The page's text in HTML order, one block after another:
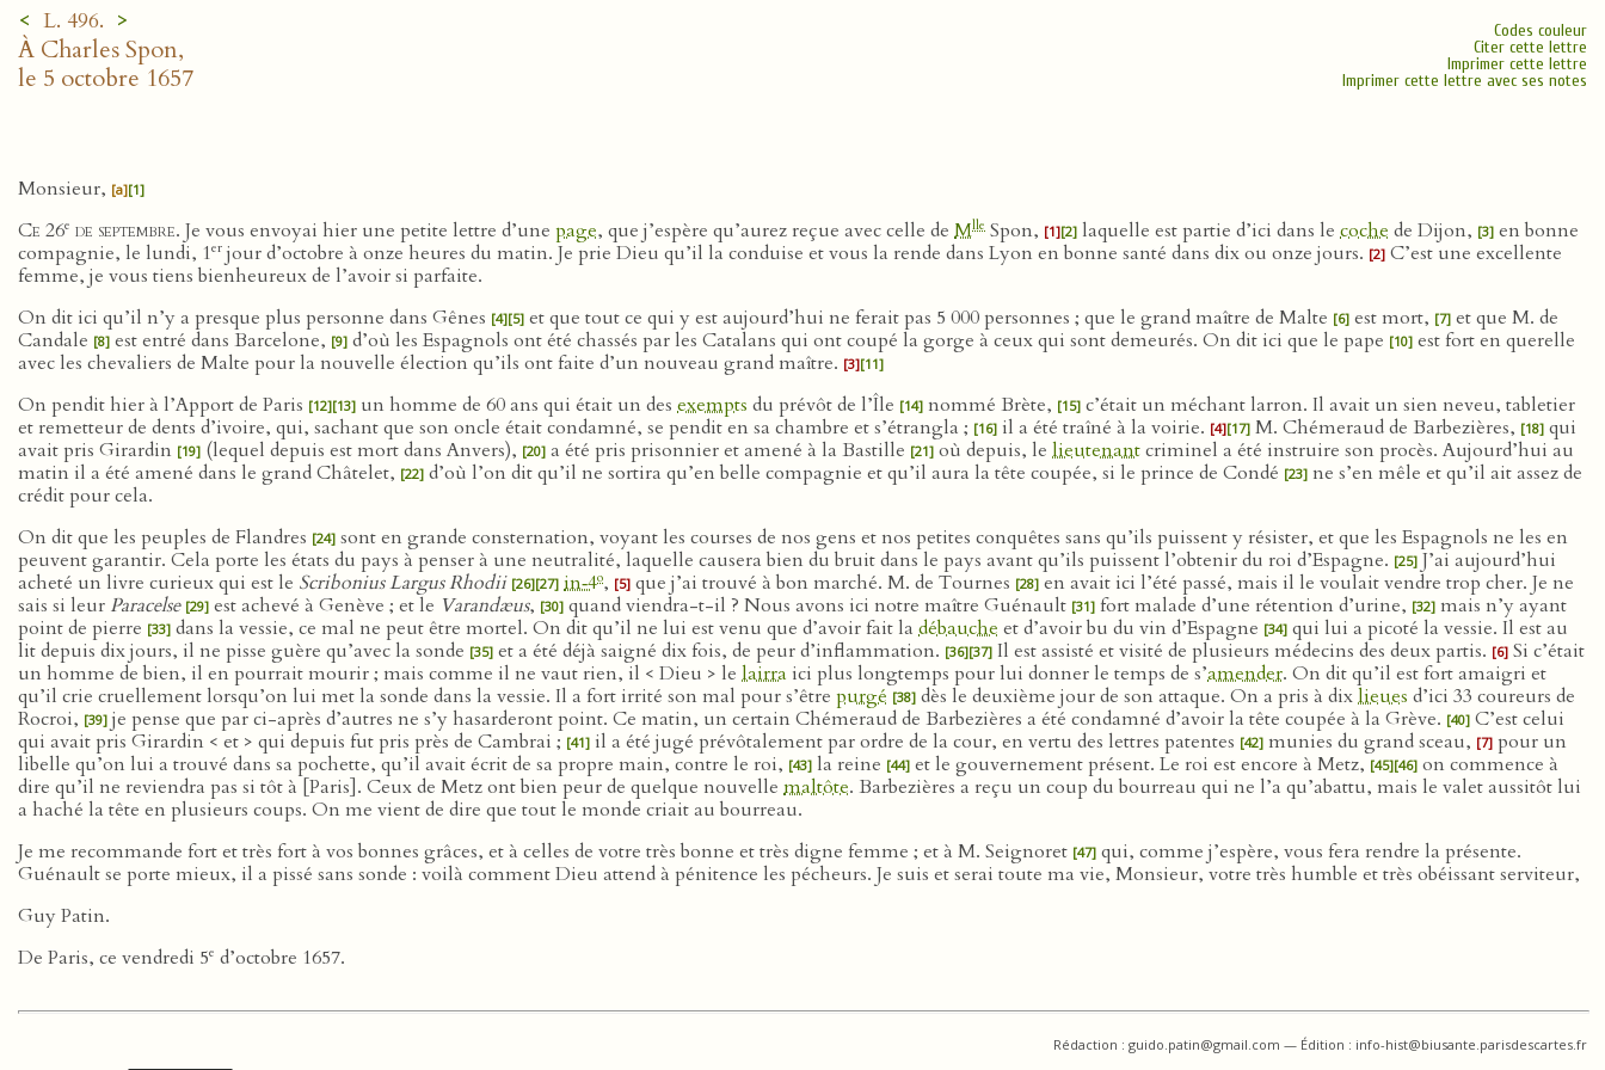
< L. 496. >
À Charles Spon,
le 5 octobre 1657
Codes couleur
Citer cette lettre
Imprimer cette lettre
Imprimer cette lettre avec ses notes
Monsieur, [a][1]
Ce 26e de septembre. Je vous envoyai hier une petite lettre d’une page, que j’espère qu’aurez reçue avec celle de Mlle Spon, [1][2] laquelle est partie d’ici dans le coche de Dijon, [3] en bonne
compagnie, le lundi, 1er jour d’octobre à onze heures du matin. Je prie Dieu qu’il la conduise et vous la rende dans Lyon en bonne santé dans dix ou onze jours. [2] C’est une excellente
femme, je vous tiens bienheureux de l’avoir si parfaite.
On dit ici qu’il n’y a presque plus personne dans Gênes [4][5] et que tout ce qui y est aujourd’hui ne ferait pas 5 000 personnes ; que le grand maître de Malte [6] est mort, [7] et que M. de
Candale [8] est entré dans Barcelone, [9] d’où les Espagnols ont été chassés par les Catalans qui ont coupé la gorge à ceux qui sont demeurés. On dit ici que le pape [10] est fort en querelle
avec les chevaliers de Malte pour la nouvelle élection qu’ils ont faite d’un nouveau grand maître. [3][11]
On pendit hier à l’Apport de Paris [12][13] un homme de 60 ans qui était un des exempts du prévôt de l’Île [14] nommé Brète, [15] c’était un méchant larron. Il avait un sien neveu, tabletier
et remetteur de dents d’ivoire, qui, sachant que son oncle était condamné, se pendit en sa chambre et s’étrangla ; [16] il a été traîné à la voirie. [4][17] M. Chémeraud de Barbezières, [18] qui
avait pris Girardin [19] (lequel depuis est mort dans Anvers), [20] a été pris prisonnier et amené à la Bastille [21] où depuis, le lieutenantcriminel a été instruire son procès. Aujourd’hui au
matin il a été amené dans le grand Châtelet, [22] d’où l’on dit qu’il ne sortira qu’en belle compagnie et qu’il aura la tête coupée, si le prince de Condé [23] ne s’en mêle et qu’il ait assez de
crédit pour cela.
On dit que les peuples de Flandres [24] sont en grande consternation, voyant les courses de nos gens et nos petites conquêtes sans qu’ils puissent y résister, et que les Espagnols ne les en
peuvent garantir. Cela porte les états du pays à penser à une neutralité, laquelle causera bien du bruit dans le pays avant qu’ils puissent l’obtenir du roi d’Espagne. [25] J’ai aujourd’hui
acheté un livre curieux qui est le Scribonius Largus Rhodii [26][27] in‑4o, [5] que j’ai trouvé à bon marché. M. de Tournes [28] en avait ici l’été passé, mais il le voulait vendre trop cher. Je ne
sais si leur Paracelse [29] est achevé à Genève ; et le Varandæus, [30] quand viendra-t-il ? Nous avons ici notre maître Guénault [31] fort malade d’une rétention d’urine, [32] mais n’y ayant
point de pierre [33] dans la vessie, ce mal ne peut être mortel. On dit qu’il ne lui est venu que d’avoir fait la débauche et d’avoir bu du vin d’Espagne [34] qui lui a picoté la vessie. Il est au
lit depuis dix jours, il ne pisse guère qu’avec la sonde [35] et a été déjà saigné dix fois, de peur d’inflammation. [36][37] Il est assisté et visité de plusieurs médecins des deux partis. [6] Si c’était
un homme de bien, il en pourrait mourir ; mais comme il ne vaut rien, il < Dieu > le lairra ici plus longtemps pour lui donner le temps de s’amender. On dit qu’il est fort amaigri et
qu’il crie cruellement lorsqu’on lui met la sonde dans la vessie. Il a fort irrité son mal pour s’être purgé [38] dès le deuxième jour de son attaque. On a pris à dixlieues d’ici 33 coureurs de
Rocroi, [39] je pense que par ci-après d’autres ne s’y hasarderont point. Ce matin, un certain Chémeraud de Barbezières a été condamné d’avoir la tête coupée à la Grève. [40] C’est celui
qui avait pris Girardin < et > qui depuis fut pris près de Cambrai ; [41] il a été jugé prévôtalement par ordre de la cour, en vertu des lettres patentes [42] munies du grand sceau, [7] pour un
libelle qu’on lui a trouvé dans sa pochette, qu’il avait écrit de sa propre main, contre le roi, [43] la reine [44] et le gouvernement présent. Le roi est encore à Metz, [45][46] on commence à
dire qu’il ne reviendra pas si tôt à [Paris]. Ceux de Metz ont bien peur de quelque nouvelle maltôte. Barbezières a reçu un coup du bourreau qui ne l’a qu’abattu, mais le valet aussitôt lui
a haché la tête en plusieurs coups. On me vient de dire que tout le monde criait au bourreau.
Je me recommande fort et très fort à vos bonnes grâces, et à celles de votre très bonne et très digne femme ; et à M. Seignoret [47] qui, comme j’espère, vous fera rendre la présente.
Guénault se porte mieux, il a pissé sans sonde : voilà comment Dieu attend à pénitence les pécheurs. Je suis et serai toute ma vie, Monsieur, votre très humble et très obéissant serviteur,
Guy Patin.
De Paris, ce vendredi 5e d’octobre 1657.
Rédaction : guido.patin@gmail.com — Édition : info-hist@biusante.parisdescartes.fr